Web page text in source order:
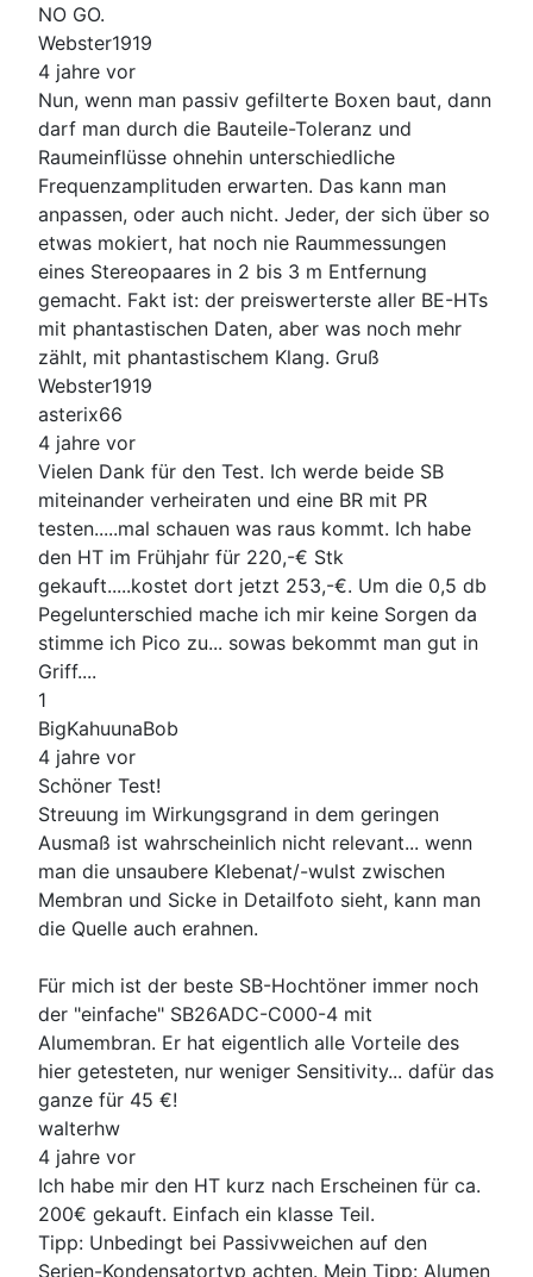
NO GO.
Webster1919
4 jahre vor
Nun, wenn man passiv gefilterte Boxen baut, dann
darf man durch die Bauteile-Toleranz und
Raumeinflüsse ohnehin unterschiedliche
Frequenzamplituden erwarten. Das kann man
anpassen, oder auch nicht. Jeder, der sich über so
etwas mokiert, hat noch nie Raummessungen
eines Stereopaares in 2 bis 3 m Entfernung
gemacht. Fakt ist: der preiswerterste aller BE-HTs
mit phantastischen Daten, aber was noch mehr
zählt, mit phantastischem Klang. Gruß
Webster1919
asterix66
4 jahre vor
Vielen Dank für den Test. Ich werde beide SB
miteinander verheiraten und eine BR mit PR
testen.....mal schauen was raus kommt. Ich habe
den HT im Frühjahr für 220,-€ Stk
gekauft.....kostet dort jetzt 253,-€. Um die 0,5 db
Pegelunterschied mache ich mir keine Sorgen da
stimme ich Pico zu... sowas bekommt man gut in
Griff....
1
BigKahuunaBob
4 jahre vor
Schöner Test!
Streuung im Wirkungsgrand in dem geringen
Ausmaß ist wahrscheinlich nicht relevant... wenn
man die unsaubere Klebenat/-wulst zwischen
Membran und Sicke in Detailfoto sieht, kann man
die Quelle auch erahnen.
Für mich ist der beste SB-Hochtöner immer noch
der "einfache" SB26ADC-C000-4 mit
Alumembran. Er hat eigentlich alle Vorteile des
hier getesteten, nur weniger Sensitivity... dafür das
ganze für 45 €!
walterhw
4 jahre vor
Ich habe mir den HT kurz nach Erscheinen für ca.
200€ gekauft. Einfach ein klasse Teil.
Tipp: Unbedingt bei Passivweichen auf den
Serien-Kondensatortyp achten. Mein Tipp: Alumen